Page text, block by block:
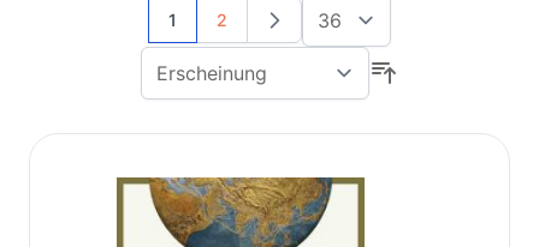
Sie lesen gerade Seite
1 Seite
2